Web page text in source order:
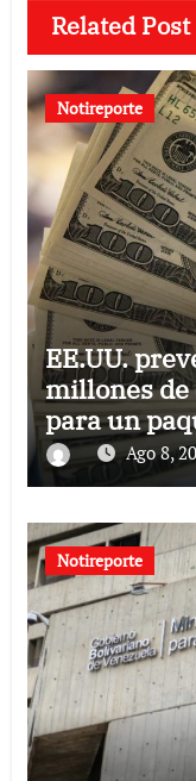
Related Post
Notireporte
EE.UU.
millones de
para un
Ago 8,
Notireporte